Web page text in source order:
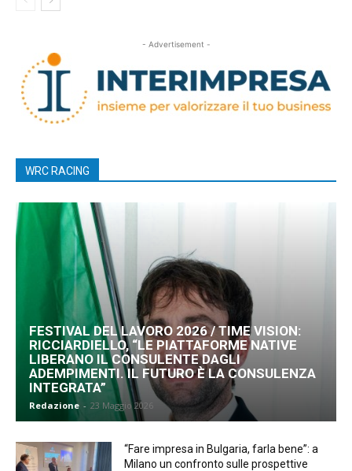
- Advertisement -
WRC RACING
FESTIVAL DEL LAVORO 2026 / TIME VISION:
RICCIARDIELLO, “LE PIATTAFORME NATIVE
LIBERANO IL CONSULENTE DAGLI
ADEMPIMENTI. IL FUTURO È LA CONSULENZA
INTEGRATA”
Redazione - 23 Maggio 2026
“Fare impresa in Bulgaria, farla bene”: a
Milano un confronto sulle prospettive